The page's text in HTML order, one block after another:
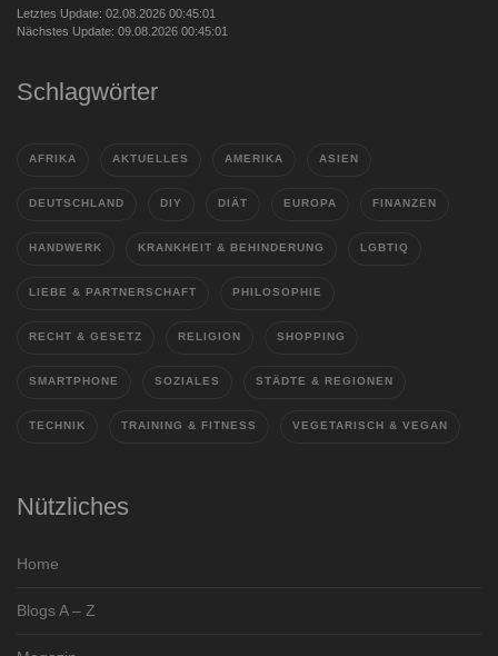
Letztes Update: 02.08.2026 00:45:01
Nächstes Update: 09.08.2026 00:45:01
Schlagwörter
AFRIKA AKTUELLES AMERIKA ASIEN
DEUTSCHLAND DIY DIÄT EUROPA FINANZEN
HANDWERK KRANKHEIT & BEHINDERUNG LGBTIQ
LIEBE & PARTNERSCHAFT PHILOSOPHIE
RECHT & GESETZ RELIGION SHOPPING
SMARTPHONE SOZIALES STÄDTE & REGIONEN
TECHNIK TRAINING & FITNESS VEGETARISCH & VEGAN
Nützliches
Home
Blogs A – Z